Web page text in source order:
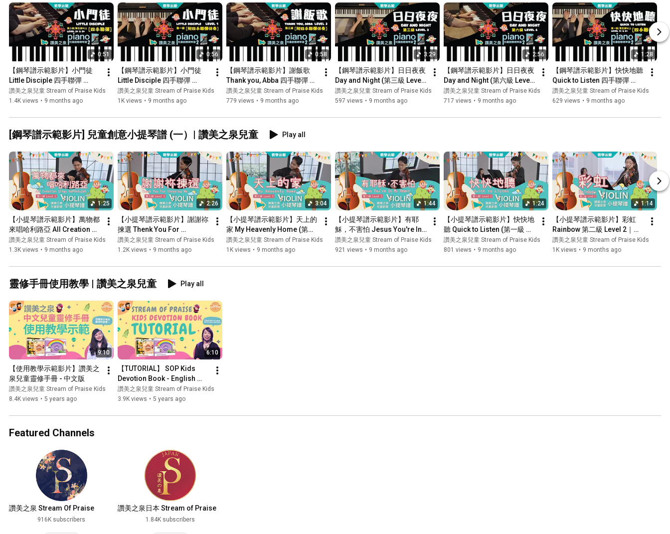
0:51
【鋼琴譜示範影片】小門徒
Little Disciple 四手聯彈
Piano Duet (第二級 Level 2 /
第五級 Level 5) ｜讚美之泉兒
哈利路亞
讚美之泉兒童 Stream of Praise Kids
1.4K views • 9 months ago
0:56
【鋼琴譜示範影片】小門徒
Little Disciple 四手聯彈
Piano Duet (第一級 Level 1)
｜讚美之泉兒童創意鋼琴譜
讚美之泉兒童 Stream of Praise Kids
1K views • 9 months ago
0:58
【鋼琴譜示範影片】謝飯歌
Thank you, Abba 四手聯彈
Piano Duet (第三級 Level 3)
｜讚美之泉兒童創意鋼琴譜
讚美之泉兒童 Stream of Praise Kids
779 views • 9 months ago
3:29
【鋼琴譜示範影片】日日夜夜
Day and Night (第三級 Level
3) ｜讚美之泉兒童創意鋼琴譜
(二) 萬物都來唱哈利路亞
讚美之泉兒童 Stream of Praise Kids
597 views • 9 months ago
2:56
【鋼琴譜示範影片】日日夜夜
Day and Night (第六級 Level
6) ｜讚美之泉兒童創意鋼琴譜
(二) 萬物都來唱哈利路亞
讚美之泉兒童 Stream of Praise Kids
717 views • 9 months ago
1:28
【鋼琴譜示範影片】快快地聽
Quick to Listen 四手聯彈
Piano Duet (第一級 Level / 第
五級 Level 5)｜讚美之泉兒童
利路亞
讚美之泉兒童 Stream of Praise Kids
629 views • 9 months ago
[鋼琴譜示範影片] 兒童創意小提琴譜 (一）| 讚美之泉兒童 Play all
1:25
【小提琴譜示範影片】萬物都
來唱哈利路亞 All Creation
Sings Hallelujah (第一級
Level 1)｜讚美之泉兒童創意
讚美之泉兒童 Stream of Praise Kids
1.3K views • 9 months ago
2:26
【小提琴譜示範影片】謝謝祢
揀選 Thenk You For
Choosing Me (第三級 Level
3)｜讚美之泉兒童創意小提琴
讚美之泉兒童 Stream of Praise Kids
1.2K views • 9 months ago
3:04
【小提琴譜示範影片】天上的
家 My Heavenly Home (第三
級 Level 3)｜讚美之泉兒童創
意小提琴譜(一)
讚美之泉兒童 Stream of Praise Kids
1K views • 9 months ago
1:44
【小提琴譜示範影片】有耶
穌，不害怕 Jesus You're In
My Heart (第二級 Level 2)｜
讚美之泉兒童創意小提琴譜
讚美之泉兒童 Stream of Praise Kids
921 views • 9 months ago
1:24
【小提琴譜示範影片】快快地
聽 Quick to Listen (第一級
Level 1)｜讚美之泉兒童創意
小提琴譜(一)
讚美之泉兒童 Stream of Praise Kids
801 views • 9 months ago
1:14
【小提琴譜示範影片】彩虹
Rainbow 第二級 Level 2｜讚
美之泉兒童創意小提琴譜(一)
讚美之泉兒童 Stream of Praise Kids
1K views • 9 months ago
靈修手冊使用教學 | 讚美之泉兒童 Play all
9:10
【使用教學示範影片】讚美之
泉兒童靈修手冊 - 中文版
讚美之泉兒童 Stream of Praise Kids
8.4K views • 5 years ago
6:10
【TUTORIAL】 SOP Kids
Devotion Book - English
Version
讚美之泉兒童 Stream of Praise Kids
3.9K views • 5 years ago
Featured Channels
讚美之泉 Stream Of Praise
Music Ministries
916K subscribers
讚美之泉日本 Stream of Praise
1.84K subscribers